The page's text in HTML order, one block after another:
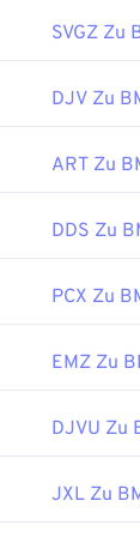
kann eine
Adobe
Photoshop,
en-us/
SVGZ Zu
DJV Zu
ART Zu
DDS Zu
PCX Zu
EMZ Zu
DJVU Zu
JXL Zu